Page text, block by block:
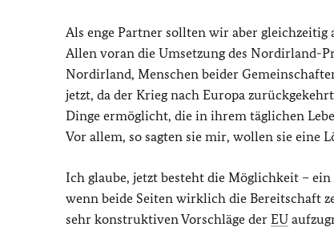
Als enge Partner sollten wir aber
Allen voran die Umsetzung des Nordirland-
Nordirland, Menschen beider
jetzt, da der Krieg nach Europa
Dinge ermöglicht, die in ihrem täglichen
Vor allem, so sagten sie mir, wollen sie eine
Ich glaube, jetzt besteht die Möglichkeit –
wenn beide Seiten wirklich die Bereitschaft
sehr konstruktiven Vorschläge der EU